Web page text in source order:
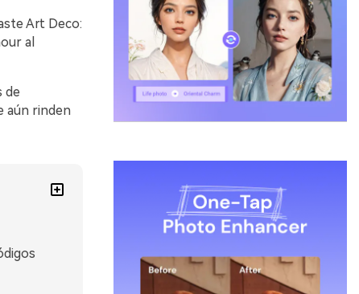
Art Deco:
al
de
aún rinden